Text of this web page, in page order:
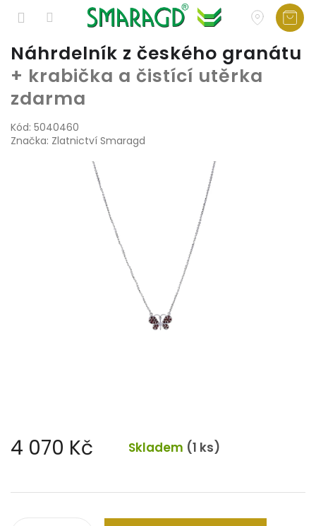
Přejít
obsah
Náhrdelník z českého granátu
+ krabička a čistící utěrka
zdarma
Kód: 5040460
Značka: Zlatnictví Smaragd
4 070 Kč Skladem (1 ks)